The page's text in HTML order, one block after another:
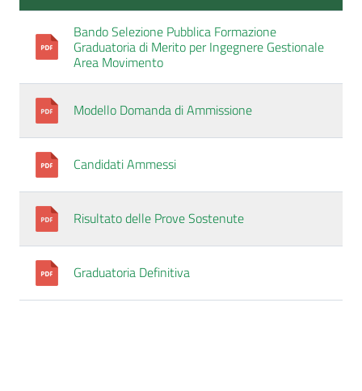
Bando Selezione Pubblica Formazione
Graduatoria di Merito per Ingegnere Gestionale
Area Movimento
Modello Domanda di Ammissione
Candidati Ammessi
Risultato delle Prove Sostenute
Graduatoria Definitiva